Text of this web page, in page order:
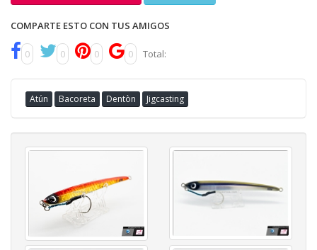
COMPARTE ESTO CON TUS AMIGOS
0 0 0 0 Total:
Atún Bacoreta Dentòn Jigcasting